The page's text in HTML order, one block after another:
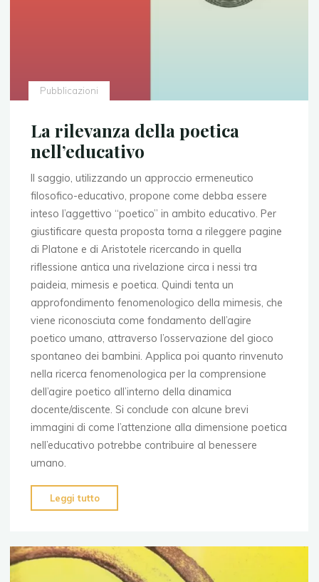
Pubblicazioni
La rilevanza della poetica
nell’educativo
Il saggio, utilizzando un approccio ermeneutico
filosofico-educativo, propone come debba essere
inteso l’aggettivo “poetico” in ambito educativo. Per
giustificare questa proposta torna a rileggere pagine
di Platone e di Aristotele ricercando in quella
riflessione antica una rivelazione circa i nessi tra
paideia, mimesis e poetica. Quindi tenta un
approfondimento fenomenologico della mimesis, che
viene riconosciuta come fondamento dell’agire
poetico umano, attraverso l’osservazione del gioco
spontaneo dei bambini. Applica poi quanto rinvenuto
nella ricerca fenomenologica per la comprensione
dell’agire poetico all’interno della dinamica
docente/discente. Si conclude con alcune brevi
immagini di come l’attenzione alla dimensione poetica
nell’educativo potrebbe contribuire al benessere
umano.
Leggi tutto
rilevanza
poetica
nell’educativo"